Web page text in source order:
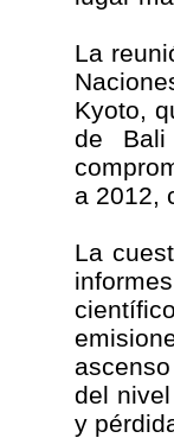
La
Kyoto,
de
a 2012,
La
del
y